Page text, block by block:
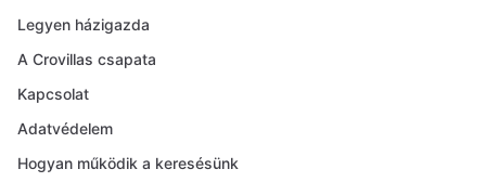
Legyen házigazda
A Crovillas csapata
Kapcsolat
Adatvédelem
Hogyan működik a keresésünk